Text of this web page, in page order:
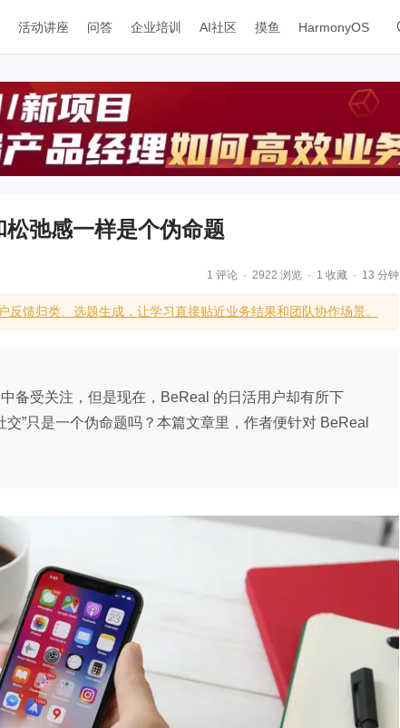
活动讲座 问答 企业培训 AI社区 摸鱼 HarmonyOS
弛感一样是个伪命题
1 评论 2922 浏览 1 收藏 13 分钟
馈归类、选题生成，让学习直接贴近业务结果和团队协作场景。
备受关注，但是现在，BeReal 的日活用户却有所下
”只是一个伪命题吗？本篇文章里，作者便针对 BeReal